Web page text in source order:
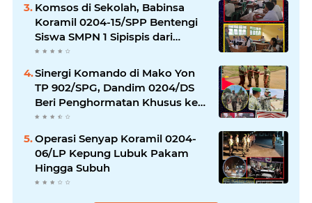
Komsos di Sekolah, Babinsa
Koramil 0204-15/SPP Bentengi
Siswa SMPN 1 Sipispis dari
Bahaya Narkotika
Sinergi Komando di Mako Yon
TP 902/SPG, Dandim 0204/DS
Beri Penghormatan Khusus ke
Menhan RI
Operasi Senyap Koramil 0204-
06/LP Kepung Lubuk Pakam
Hingga Subuh